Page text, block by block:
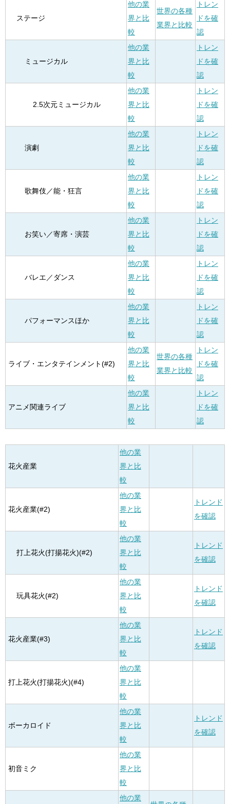
ステージ
他の業
界と比
較
世界の各種
業界と比較
トレン
ドを確
認
ミュージカル
他の業
界と比
較
トレン
ドを確
認
2.5次元ミュージカル
他の業
界と比
較
トレン
ドを確
認
演劇
他の業
界と比
較
トレン
ドを確
認
歌舞伎／能・狂言
他の業
界と比
較
トレン
ドを確
認
お笑い／寄席・演芸
他の業
界と比
較
トレン
ドを確
認
バレエ／ダンス
他の業
界と比
較
トレン
ドを確
認
パフォーマンスほか
他の業
界と比
較
トレン
ドを確
認
ライブ・エンタテインメント(#2)
他の業
界と比
較
世界の各種
業界と比較
トレン
ドを確
認
アニメ関連ライブ
他の業
界と比
較
トレン
ドを確
認
花火産業
他の業
界と比
較
花火産業(#2)
他の業
界と比
較
トレンド
を確認
打上花火(打揚花火)(#2)
他の業
界と比
較
トレンド
を確認
玩具花火(#2)
他の業
界と比
較
トレンド
を確認
花火産業(#3)
他の業
界と比
較
トレンド
を確認
打上花火(打揚花火)(#4)
他の業
界と比
較
ボーカロイド
他の業
界と比
較
トレンド
を確認
初音ミク
他の業
界と比
較
他の業